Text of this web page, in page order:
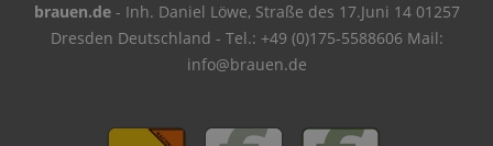
brauen.de- Inh. Daniel Löwe, Straße des 17.Juni 14 01257
Dresden Deutschland - Tel.: +49 (0)175-5588606 Mail:
info@brauen.de